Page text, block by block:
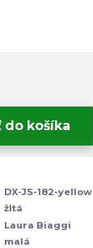
do košíka
DX-JS-182-yellow
žltá
Laura Biaggi
malá